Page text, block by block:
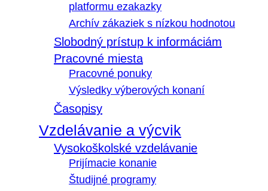
platformu ezakazky
Archív zákaziek s nízkou hodnotou
Slobodný prístup k informáciám
Pracovné miesta
Pracovné ponuky
Výsledky výberových konaní
Časopisy
Vzdelávanie a výcvik
Vysokoškolské vzdelávanie
Prijímacie konanie
Študijné programy